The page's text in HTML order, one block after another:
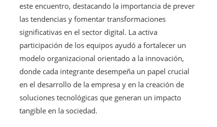
este encuentro, destacando la importancia de prever
las tendencias y fomentar transformaciones
significativas en el sector digital. La activa
participación de los equipos ayudó a fortalecer un
modelo organizacional orientado a la innovación,
donde cada integrante desempeña un papel crucial
en el desarrollo de la empresa y en la creación de
soluciones tecnológicas que generan un impacto
tangible en la sociedad.